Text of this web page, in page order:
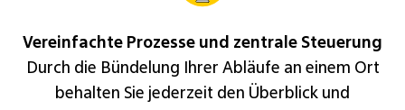
Vereinfachte Prozesse und zentrale Steuerung
Durch die Bündelung Ihrer Abläufe an einem Ort
behalten Sie jederzeit den Überblick und